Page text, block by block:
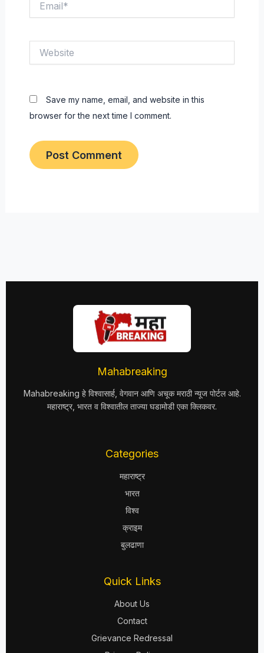
Save my name, email, and website in this
browser for the next time I comment.
Mahabreaking
Mahabreaking हे विश्वासार्ह, वेगवान आणि अचूक मराठी न्यूज पोर्टल आहे.
महाराष्ट्र, भारत व विश्वातील ताज्या घडामोडी एका क्लिकवर.
Categories
महाराष्ट्र
भारत
विश्व
क्राइम
बुलढाणा
Quick Links
About Us
Contact
Grievance Redressal